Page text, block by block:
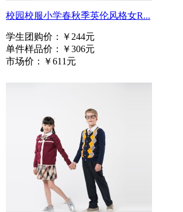
校园校服小学春秋季英伦风格女R...
学生团购价：
￥244元
单件样品价：
￥306元
市场价：
￥611元